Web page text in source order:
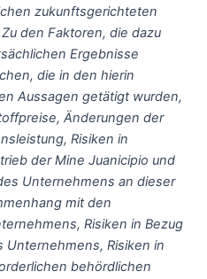
zukunftsgerichteten
den Faktoren, die dazu
Ergebnisse
die in den hierin
Aussagen getätigt wurden,
Änderungen der
Risiken in
der Mine Juanicipio und
Unternehmens an dieser
mit den
Risiken in Bezug
Unternehmens, Risiken in
behördlichen